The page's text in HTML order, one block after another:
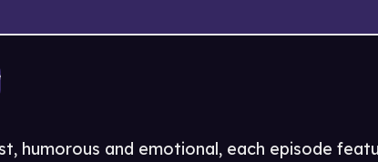
humorous and emotional, each episode